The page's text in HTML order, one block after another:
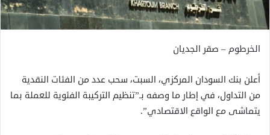
الخرطوم – صقر الجديان
أعلن بنك السودان المركزي، السبت، سحب عدد من الفئات النقدية
من التداول، في إطار ما وصفه بـ”تنظيم التركيبة الفئوية للعملة بما
يتماشى مع الواقع الاقتصادي”.